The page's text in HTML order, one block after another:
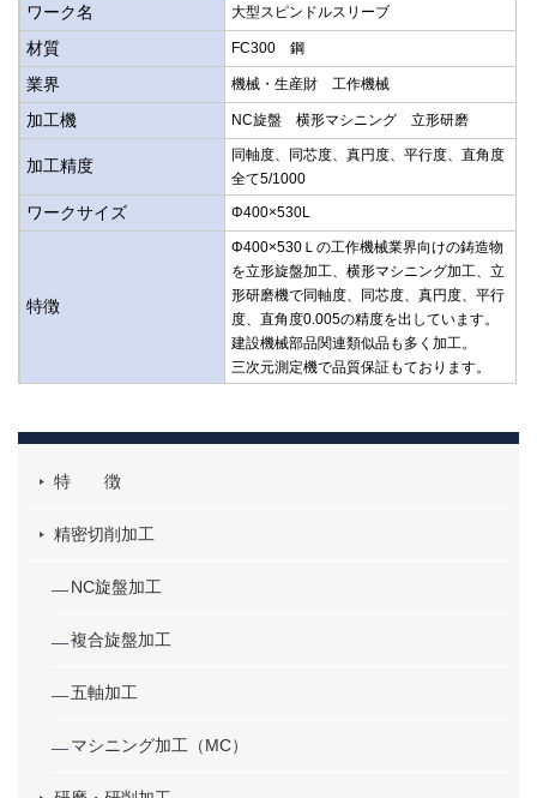
ワーク名 大型スピンドルスリーブ
材質 FC300 鋼
業界 機械・生産財 工作機械
加工機 NC旋盤 横形マシニング 立形研磨
加工精度
同軸度、同芯度、真円度、平行度、直角度
全て5/1000
ワークサイズ Φ400×530L
特徴
Φ400×530Ｌの工作機械業界向けの鋳造物
を立形旋盤加工、横形マシニング加工、立
形研磨機で同軸度、同芯度、真円度、平行
度、直角度0.005の精度を出しています。
建設機械部品関連類似品も多く加工。
三次元測定機で品質保証もております。
特 徴
精密切削加工
NC旋盤加工
複合旋盤加工
五軸加工
マシニング加工（MC）